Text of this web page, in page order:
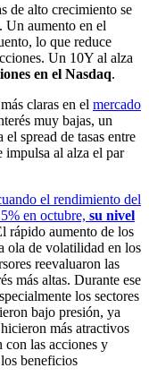
de alto crecimiento se
Un aumento en el
lo que reduce
Un 10Y al alza
en el Nasdaq.
claras en el mercado
muy bajas, un
spread de tasas entre
impulsa al alza el par
el rendimiento del
en octubre, su nivel
rápido aumento de los
ola de volatilidad en los
reevaluaron las
más altas. Durante ese
los sectores
bajo presión, ya
más atractivos
con las acciones y
beneficios